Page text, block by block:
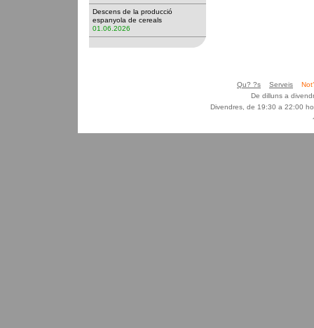
Descens de la producció
espanyola de cereals
01.06.2026
Qu? ?s Serveis
De dilluns a
Divendres, de 19:30 a 22:00